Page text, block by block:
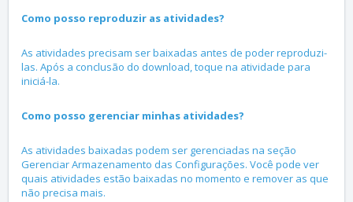
Como posso reproduzir as atividades?
As atividades precisam ser baixadas antes de poder reproduzi-
las. Após a conclusão do download, toque na atividade para
iniciá-la.
Como posso gerenciar minhas atividades?
As atividades baixadas podem ser gerenciadas na seção
Gerenciar Armazenamento das Configurações. Você pode ver
quais atividades estão baixadas no momento e remover as que
não precisa mais.